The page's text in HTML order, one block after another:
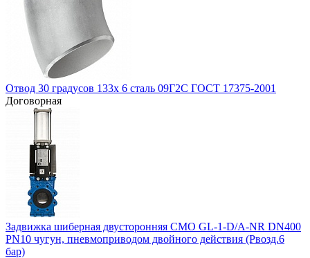
Отвод 30 градусов 133х 6 сталь 09Г2С ГОСТ 17375-2001
Договорная
Задвижка шиберная двусторонняя СМО GL-1-D/A-NR DN400
PN10 чугун, пневмоприводом двойного действия (Рвозд.6
бар)